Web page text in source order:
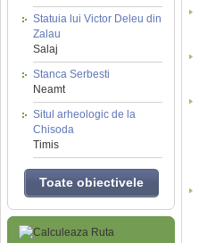
Statuia lui Victor Deleu din
Zalau
Salaj
Stanca Serbesti
Neamt
Situl arheologic de la
Chisoda
Timis
Toate obiectivele